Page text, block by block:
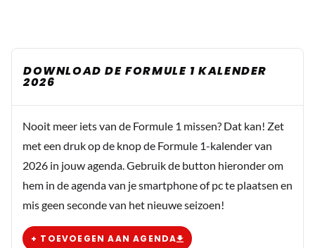
DOWNLOAD DE FORMULE 1 KALENDER
2026
Nooit meer iets van de Formule 1 missen? Dat kan! Zet
met een druk op de knop de Formule 1-kalender van
2026 in jouw agenda. Gebruik de button hieronder om
hem in de agenda van je smartphone of pc te plaatsen en
mis geen seconde van het nieuwe seizoen!
+ TOEVOEGEN AAN AGENDA